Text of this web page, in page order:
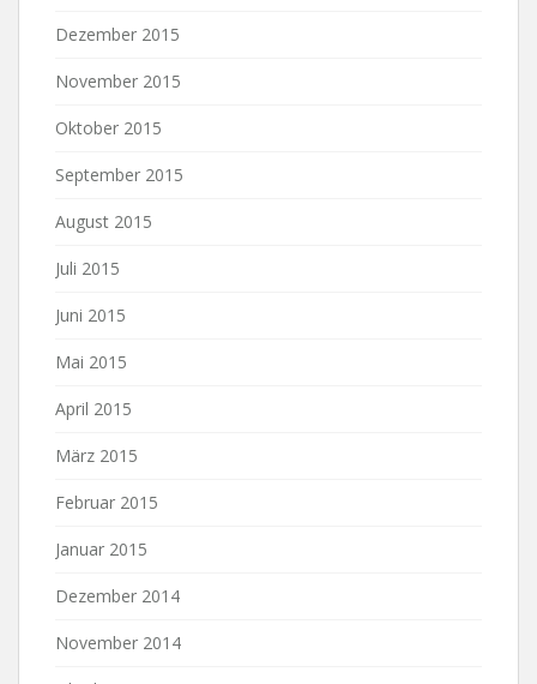
Dezember 2015
November 2015
Oktober 2015
September 2015
August 2015
Juli 2015
Juni 2015
Mai 2015
April 2015
März 2015
Februar 2015
Januar 2015
Dezember 2014
November 2014